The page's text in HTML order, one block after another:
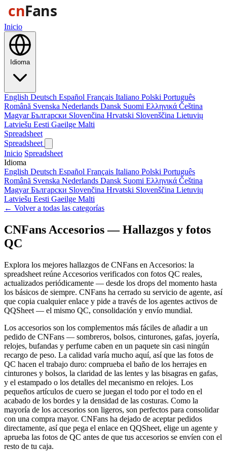
Inicio
Idioma
English Deutsch Español Français Italiano Polski Português
Română Svenska Nederlands Dansk Suomi Ελληνικά Čeština
MagyarБългарски Slovenčina Hrvatski Slovenščina Lietuvių
Latviešu Eesti Gaeilge Malti
Spreadsheet
Spreadsheet
Inicio Spreadsheet
Idioma
English Deutsch Español Français Italiano Polski Português
Română Svenska Nederlands Dansk Suomi Ελληνικά Čeština
MagyarБългарски Slovenčina Hrvatski Slovenščina Lietuvių
Latviešu Eesti Gaeilge Malti
← Volver a todas las categorías
CNFans Accesorios — Hallazgos y fotos
QC
Explora los mejores hallazgos de CNFans en Accesorios: la
spreadsheet reúne Accesorios verificados con fotos QC reales,
actualizados periódicamente — desde los drops del momento hasta
los básicos de siempre. CNFans ha cerrado su servicio de agente, así
que copia cualquier enlace y pide a través de los agentes activos de
QQSheet — el mismo QC, consolidación y envío mundial.
Los accesorios son los complementos más fáciles de añadir a un
pedido de CNFans — sombreros, bolsos, cinturones, gafas, joyería,
relojes, bufandas y perfume caben en un paquete sin casi ningún
recargo de peso. La calidad varía mucho aquí, así que las fotos de
QC hacen el trabajo duro: comprueba el baño de los herrajes en
cinturones y bolsos, la claridad de las lentes y las bisagras en gafas,
y el estampado o los detalles del mecanismo en relojes. Los
pequeños artículos de cuero se juegan el todo por el todo en el
acabado de los bordes y la densidad de las costuras. Como la
mayoría de los accesorios son ligeros, son perfectos para consolidar
con una compra mayor. CNFans ha dejado de aceptar pedidos
directamente, así que pega el enlace en QQSheet, elige un agente y
aprueba las fotos de QC antes de que tus accesorios se envíen con el
resto de tu caja.